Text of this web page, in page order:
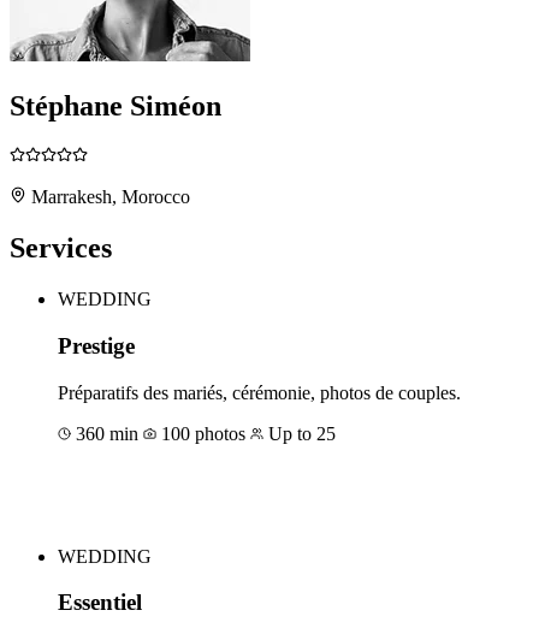
Stéphane Siméon
Marrakesh, Morocco
Services
WEDDING
Prestige
Préparatifs des mariés, cérémonie, photos de couples.
360 min
100 photos Up to 25
WEDDING
Essentiel